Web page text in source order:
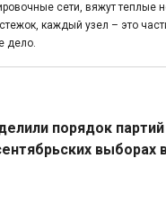
сети, вяжут теплые
каждый узел – это
дело.
порядок
выборах